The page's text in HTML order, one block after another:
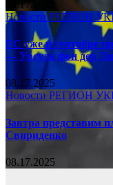
08.17.2025
НовостиРЕГИОН
ЕС уже в сентябре
— Урсула фон дер
08.17.2025
Новости РЕГИОН
Завтра представим
Свириденко
08.17.2025